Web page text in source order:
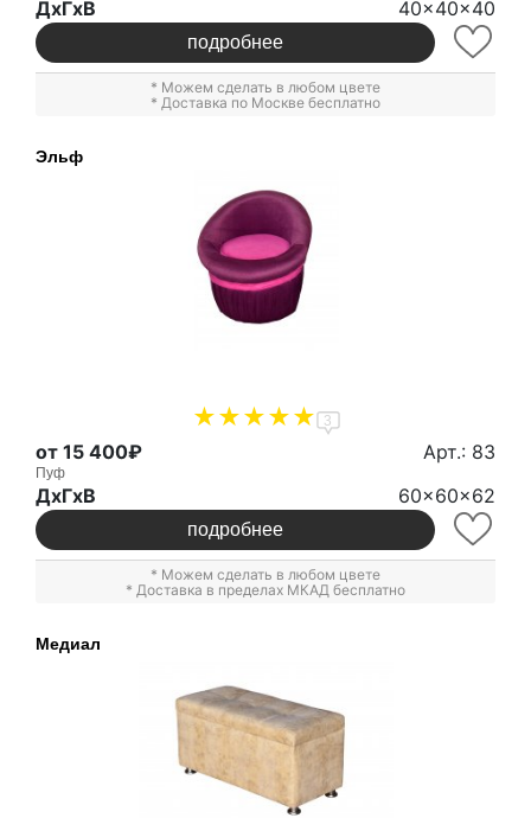
ДxГxВ 40x40x40
подробнее
* Можем сделать в любом цвете
* Доставка по Москве бесплатно
Эльф
3
от 15 400₽ Арт.: 83
Пуф
ДxГxВ 60x60x62
подробнее
* Можем сделать в любом цвете
* Доставка в пределах МКАД бесплатно
Медиал